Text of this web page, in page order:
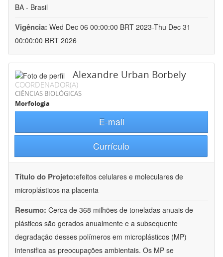
BA - Brasil
Vigência: Wed Dec 06 00:00:00 BRT 2023-Thu Dec 31
00:00:00 BRT 2026
Alexandre Urban Borbely
COORDENADOR(A)
CIÊNCIAS BIOLÓGICAS
Morfologia
E-mail
Currículo
Título do Projeto:efeitos celulares e moleculares de
microplásticos na placenta
Resumo: Cerca de 368 milhões de toneladas anuais de
plásticos são gerados anualmente e a subsequente
degradação desses polímeros em microplásticos (MP)
intensifica as preocupações ambientais. Os MP se